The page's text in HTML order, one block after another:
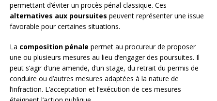
permettant d’éviter un procès pénal classique. Ces
alternatives aux poursuites peuvent représenter une issue
favorable pour certaines situations.
La composition pénale permet au procureur de proposer
une ou plusieurs mesures au lieu d’engager des poursuites. Il
peut s’agir d’une amende, d’un stage, du retrait du permis de
conduire ou d’autres mesures adaptées à la nature de
l’infraction. L’acceptation et l’exécution de ces mesures